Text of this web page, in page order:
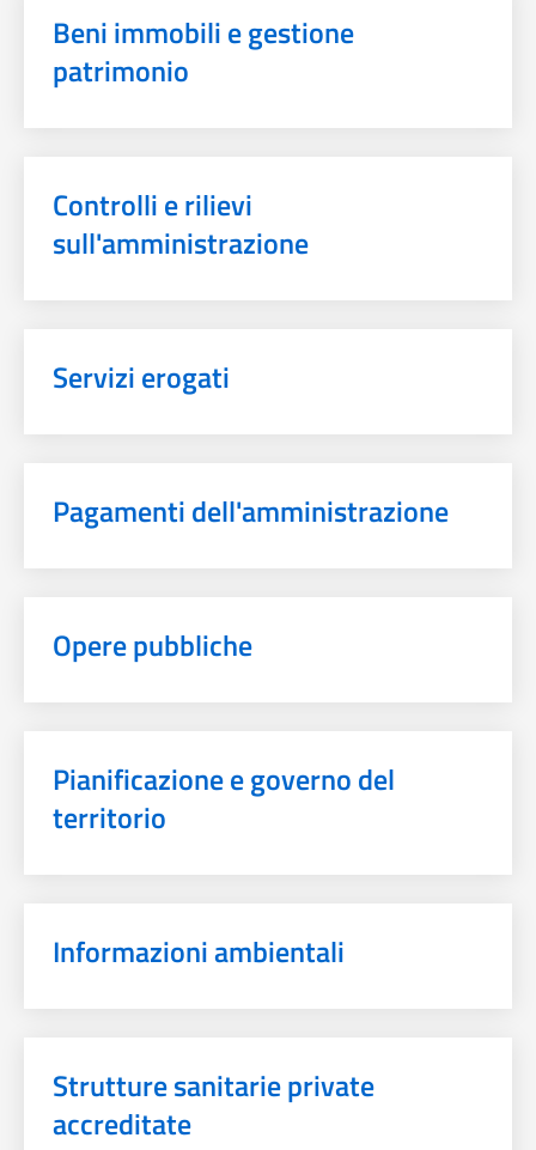
Beni immobili e gestione
patrimonio
Controlli e rilievi
sull'amministrazione
Servizi erogati
Pagamenti dell'amministrazione
Opere pubbliche
Pianificazione e governo del
territorio
Informazioni ambientali
Strutture sanitarie private
accreditate